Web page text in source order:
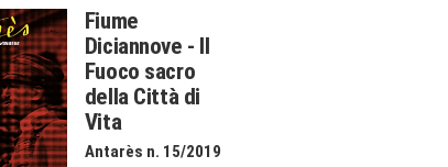
Fiume
Diciannove - Il
Fuoco sacro
della Città di
Vita
Antarès n. 15/2019